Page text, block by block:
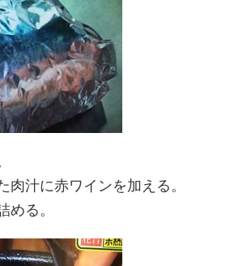
肉汁に赤ワインを加える。
める。